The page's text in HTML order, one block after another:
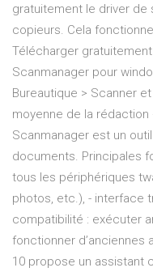
gratuitement le driver de
copieurs. Cela
Télécharger
Scanmanager pour
Bureautique > Scanner
moyenne de la rédaction
Scanmanager est un
documents. Principales
tous les périphériques
photos, etc.), - interface
compatibilité : exécuter
fonctionner d’anciennes
10 propose un assistant